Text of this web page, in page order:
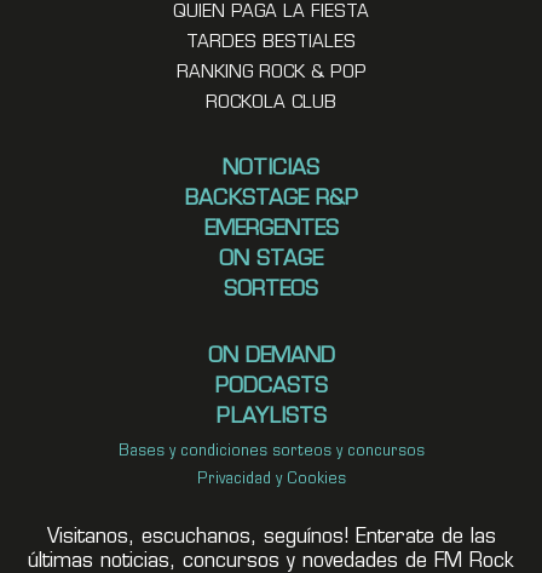
QUIEN PAGA LA FIESTA
TARDES BESTIALES
RANKING ROCK & POP
ROCKOLA CLUB
NOTICIAS
BACKSTAGE R&P
EMERGENTES
ON STAGE
SORTEOS
ON DEMAND
PODCASTS
PLAYLISTS
Bases y condiciones sorteos y concursos
Privacidad y Cookies
Visitanos, escuchanos, seguínos! Enterate de las
últimas noticias, concursos y novedades de FM Rock